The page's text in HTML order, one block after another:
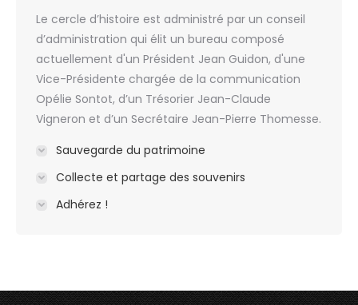
Le cercle d’histoire est administré par un conseil
d’administration qui élit un bureau composé
actuellement d'un Président Jean Guidon, d'une
Vice-Présidente chargée de la communication
Opélie Sontot, d’un Trésorier Jean-Claude
Vigneron et d’un Secrétaire Jean-Pierre Thomesse.
Sauvegarde du patrimoine
Collecte et partage des souvenirs
Adhérez !